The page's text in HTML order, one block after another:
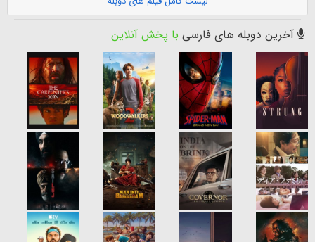
آخرین دوبله های فارسی با پخش آنلاین